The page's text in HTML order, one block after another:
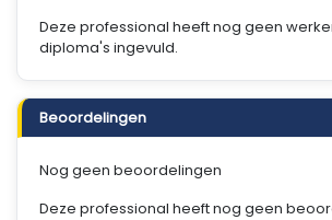
Deze professional heeft nog geen
diploma's ingevuld.
Beoordelingen
Nog geen beoordelingen
Deze professional heeft nog geen